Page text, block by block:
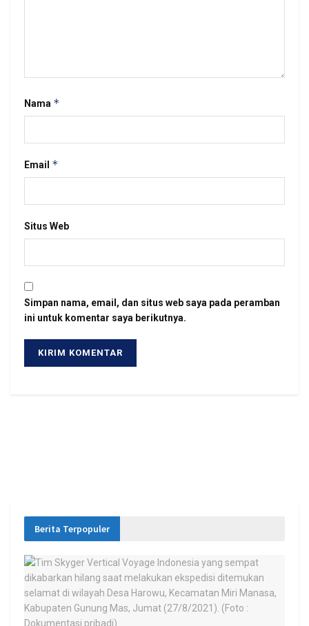
Nama *
Email *
Situs Web
Simpan nama, email, dan situs web saya pada peramban
ini untuk komentar saya berikutnya.
Berita Terpopuler